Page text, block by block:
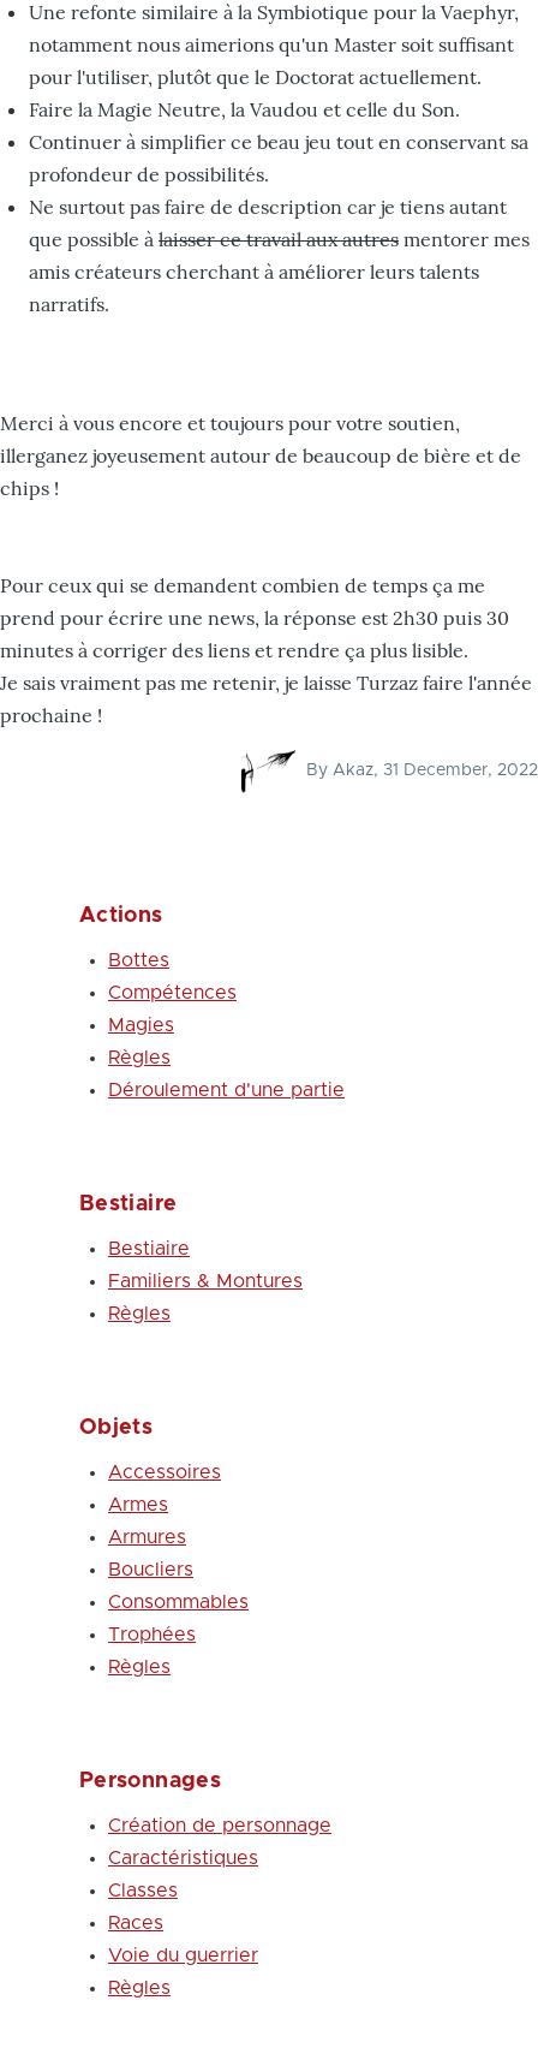
Une refonte similaire à la Symbiotique pour la Vaephyr,
notamment nous aimerions qu'un Master soit suffisant
pour l'utiliser, plutôt que le Doctorat actuellement.
Faire la Magie Neutre, la Vaudou et celle du Son.
Continuer à simplifier ce beau jeu tout en conservant sa
profondeur de possibilités.
Ne surtout pas faire de description car je tiens autant
que possible à laisser ce travail aux autres mentorer mes
amis créateurs cherchant à améliorer leurs talents
narratifs.
Merci à vous encore et toujours pour votre soutien,
illerganez joyeusement autour de beaucoup de bière et de
chips !
Pour ceux qui se demandent combien de temps ça me
prend pour écrire une news, la réponse est 2h30 puis 30
minutes à corriger des liens et rendre ça plus lisible.
Je sais vraiment pas me retenir, je laisse Turzaz faire l'année
prochaine !
By Akaz, 31 December, 2022
Actions
Bottes
Compétences
Magies
Règles
Déroulement d'une partie
Bestiaire
Bestiaire
Familiers & Montures
Règles
Objets
Accessoires
Armes
Armures
Boucliers
Consommables
Trophées
Règles
Personnages
Création de personnage
Caractéristiques
Classes
Races
Voie du guerrier
Règles